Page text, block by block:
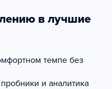
в лучшие
темпе без
и аналитика